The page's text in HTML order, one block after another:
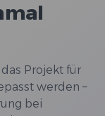
Projekt für
werden –
bei